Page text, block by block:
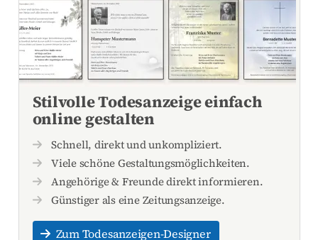
Stilvolle Todesanzeige einfach
online gestalten
Schnell, direkt und unkompliziert.
Viele schöne Gestaltungsmöglichkeiten.
Angehörige & Freunde direkt informieren.
Günstiger als eine Zeitungsanzeige.
Zum Todesanzeigen-Designer